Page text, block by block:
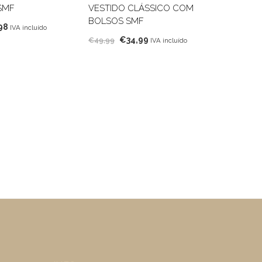
O
IVA incluído
VESTIDO CLÁSSICO COM
BOLSOS SMF
€49,99 O
€34,99 O
IVA incluído